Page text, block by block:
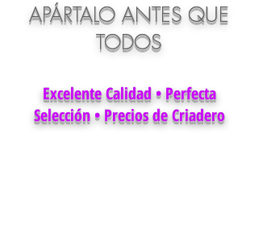
APÁRTALO ANTES QUE
TODOS
Excelente Calidad • Perfecta
Selección • Precios de Criadero